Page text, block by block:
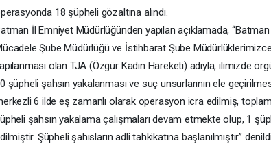
18 şüpheli gözaltına alındı.
İl Emniyet Müdürlüğünden yapılan açıklamada,
Şube Müdürlüğü ve İstihbarat Şube
olan TJA (Özgür Kadın Hareketi) adıyla, ilimizde
şüpheli şahsın yakalanması ve suç unsurlarının ele
6 ilde eş zamanlı olarak operasyon icra edilmiş, toplam
şahsın yakalama çalışmaları devam etmekte olup, 1
Şüpheli şahısların adli tahkikatına başlanılmıştır” denildi.